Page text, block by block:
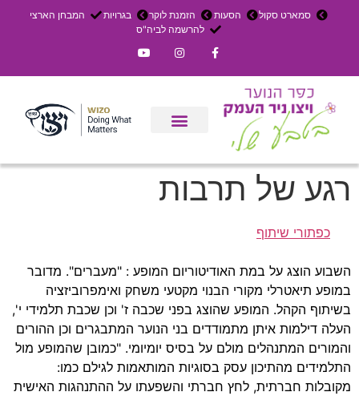
סמארט סקול הסעות הזמנת לוקר בגרויות
המבחן הארצי
להרשמה לביה"ס
רגע של תרבות
כפתורי שיתוף
השבוע הוצג על במת האודיטוריום המופע : "מעברים". מדובר
במופע תיאטרלי מקורי הבנוי מקטעי משחק ואימפרוביזציה
בשיתוף הקהל. המופע שהוצג בפני שכבה ז' וכן שכבת תלמידי י',
העלה דילמות איתן מתמודדים בני הנוער המתבגרים וכן ההורים
והמורים המתנהלים מולם על בסיס יומיומי. "כמובן שהמופע מול
התלמידים מהתיכון עסק בסוגיות המותאמות לגילם כמו:
מקובלות חברתית, לחץ חברתי והשפעתו על ההתנהגות האישית